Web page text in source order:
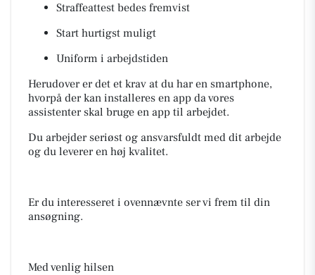
Straffeattest bedes fremvist
Start hurtigst muligt
Uniform i arbejdstiden
Herudover er det et krav at du har en smartphone,
hvorpå der kan installeres en app da vores
assistenter skal bruge en app til arbejdet.
Du arbejder seriøst og ansvarsfuldt med dit arbejde
og du leverer en høj kvalitet.
Er du interesseret i ovennævnte ser vi frem til din
ansøgning.
Med venlig hilsen